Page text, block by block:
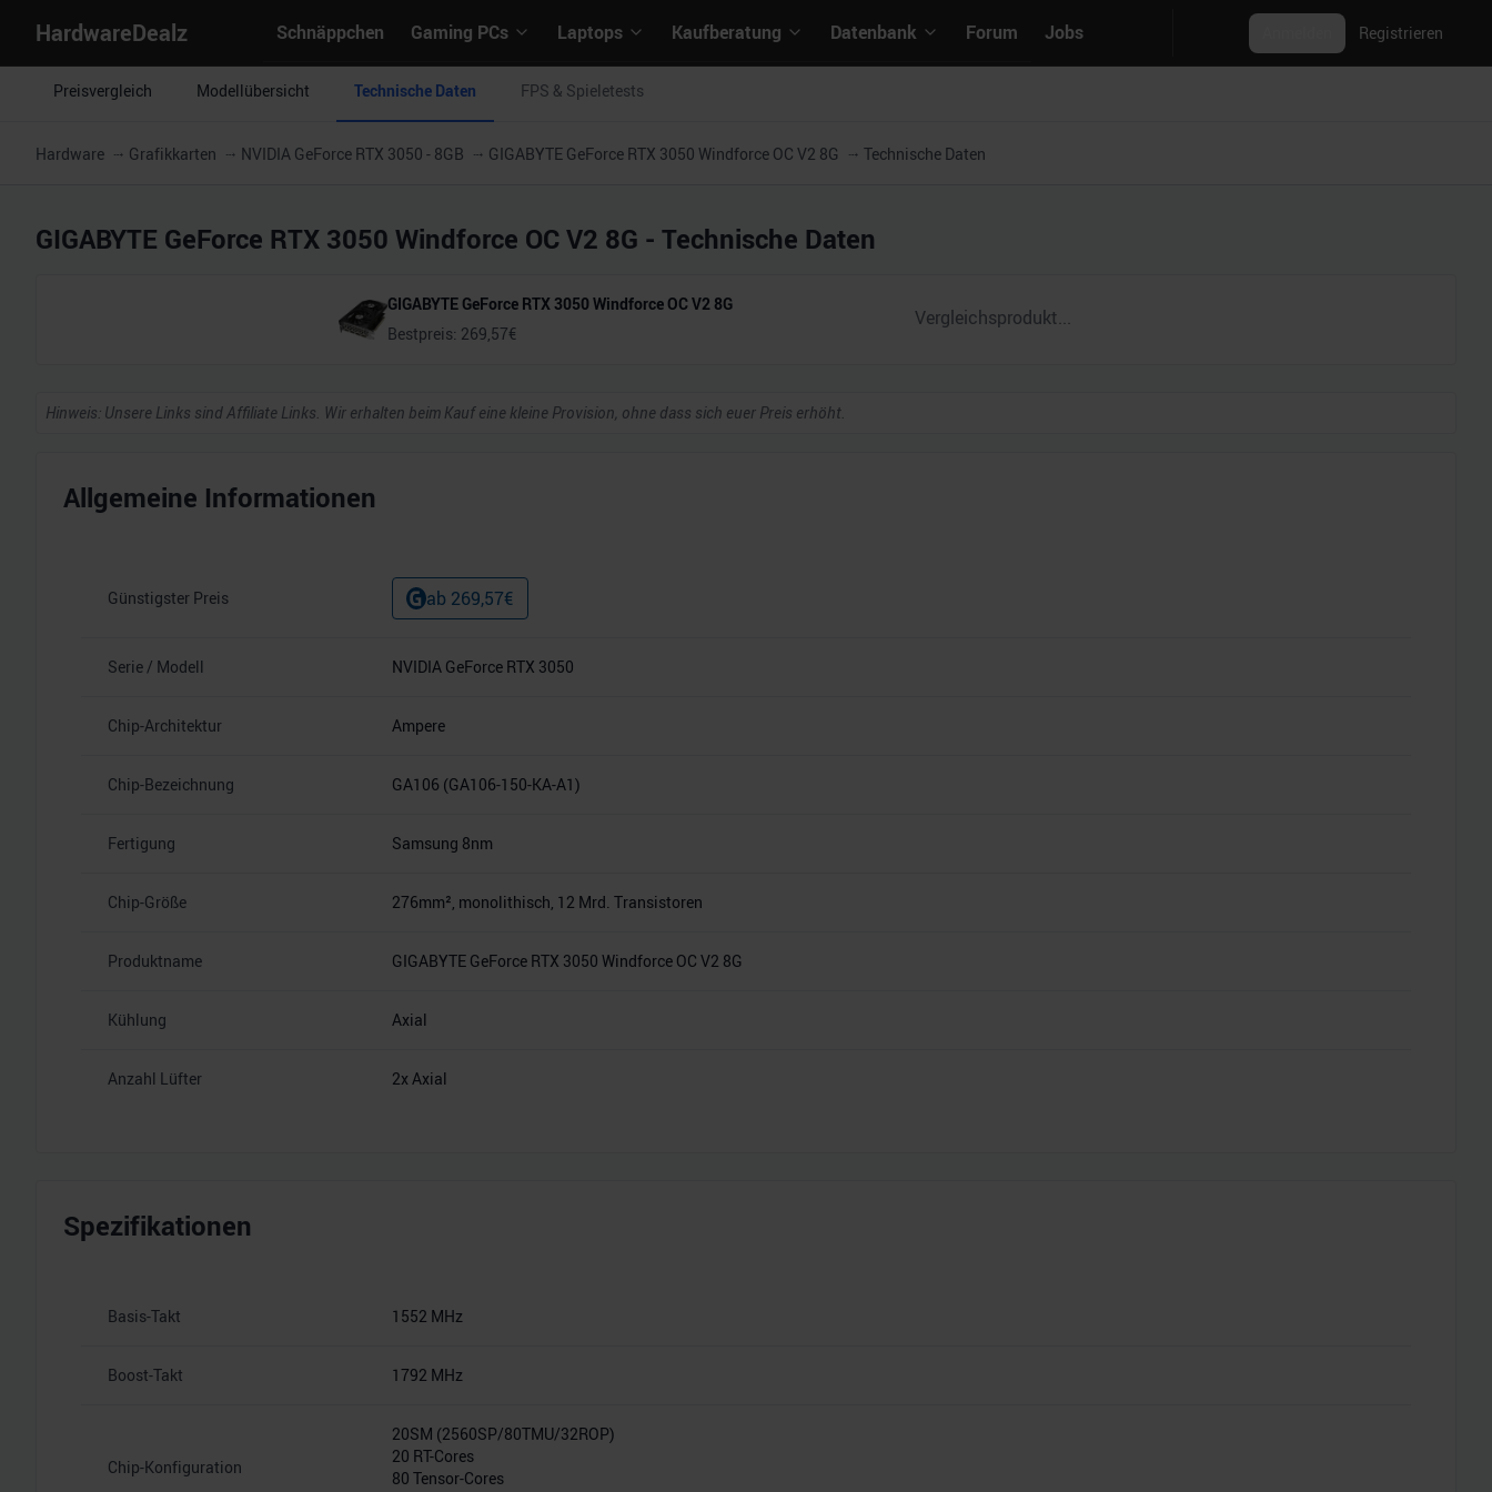
HardwareDealz Schnäppchen Gaming PCs Laptops Kaufberatung Datenbank Forum Jobs Registrieren
Preisvergleich Modellübersicht Technische Daten FPS & Spieletests
Hardware Grafikkarten NVIDIA GeForce RTX 3050 - 8GB GIGABYTE GeForce RTX 3050 Windforce OC V2 8G Technische Daten
GIGABYTE GeForce RTX 3050 Windforce OC V2 8G - Technische Daten
GIGABYTE GeForce RTX 3050 Windforce OC V2 8G
Bestpreis: 269,57€
Hinweis: Unsere Links sind Affiliate Links. Wir erhalten beim Kauf eine kleine Provision, ohne dass sich euer Preis erhöht.
Allgemeine Informationen
Günstigster Preis ab 269,57€
Serie / Modell NVIDIA GeForce RTX 3050
Chip-Architektur Ampere
Chip-Bezeichnung GA106 (GA106-150-KA-A1)
Fertigung Samsung 8nm
Chip-Größe 276mm², monolithisch, 12 Mrd. Transistoren
Produktname GIGABYTE GeForce RTX 3050 Windforce OC V2 8G
Kühlung Axial
Anzahl Lüfter 2x Axial
Spezifikationen
Basis-Takt 1552 MHz
Boost-Takt 1792 MHz
Chip-Konfiguration
20SM (2560SP/80TMU/32ROP)
20 RT-Cores
80 Tensor-Cores